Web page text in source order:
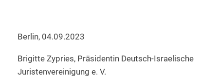
Berlin, 04.09.2023
Brigitte Zypries, Präsidentin Deutsch-Israelische
Juristenvereinigung e. V.